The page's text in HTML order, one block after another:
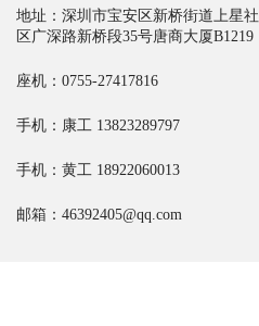
地址： 深圳市宝安区新桥街道上星社
区广深路新桥段35号唐商大厦B1219
座机：0755-27417816
手机：康工 13823289797
手机：黄工 18922060013
邮箱：46392405@qq.com